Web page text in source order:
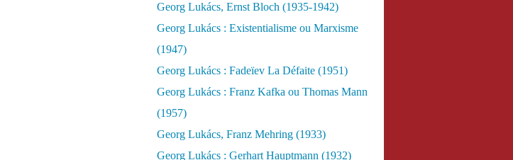
Georg Lukács, Ernst Bloch (1935-1942)
Georg Lukács : Existentialisme ou Marxisme
(1947)
Georg Lukács : Fadeïev La Défaite (1951)
Georg Lukács : Franz Kafka ou Thomas Mann
(1957)
Georg Lukács, Franz Mehring (1933)
Georg Lukács : Gerhart Hauptmann (1932)